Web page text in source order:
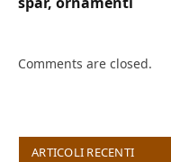
Comments are closed.
ARTICOLI RECENTI